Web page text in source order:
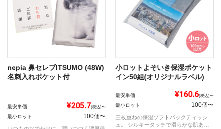
nepia 鼻セレブITSUMO (48W)
名刺入れポケット付
最安単価 ¥205.7(税込)〜
最小ロット 100個〜
小ロットよそいき保湿ポケット
イン50組(オリジナルラベル)
最安単価 ¥160.6(税込)〜
最小ロット 100個〜
三枚重ねの保湿ソフトパックティッシ
ュ。 シルキータッチで滑らかな肌あた